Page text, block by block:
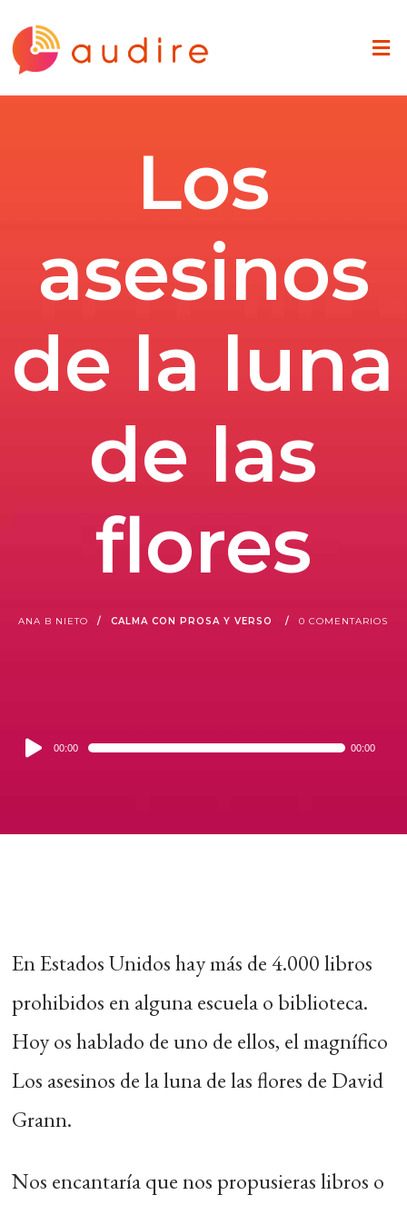
Los
asesinos
de la luna
de las
flores
ANA B NIETO CALMA CON PROSA Y VERSO 0 COMENTARIOS
Audio00:00 00:00
En Estados Unidos hay más de 4.000 libros
prohibidos en alguna escuela o biblioteca.
Hoy os hablado de uno de ellos, el magnífico
Los asesinos de la luna de las flores de David
Grann.
Nos encantaría que nos propusieras libros o